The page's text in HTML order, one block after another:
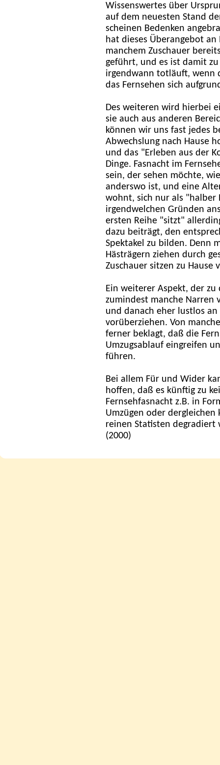
Wissenswertes über
auf dem neuesten Stand
scheinen Bedenken
hat dieses Überangebot an
manchem Zuschauer
geführt, und es ist damit
irgendwann totläuft, wenn
das Fernsehen sich
Des weiteren wird hierbei
sie auch aus anderen
können wir uns fast jedes
Abwechslung nach Hause
und das "Erleben aus der
Dinge. Fasnacht im
sein, der sehen möchte,
anderswo ist, und eine
wohnt, sich nur als "halber
irgendwelchen Gründen
ersten Reihe "sitzt"
dazu beiträgt, den
Spektakel zu bilden. Denn
Hästrägern ziehen durch
Zuschauer sitzen zu Hause
Ein weiterer Aspekt, der zu
zumindest manche Narren
und danach eher lustlos
vorüberziehen. Von
ferner beklagt, daß die
Umzugsablauf eingreifen
führen.
Bei allem Für und Wider
hoffen, daß es künftig zu
Fernsehfasnacht z.B. in
Umzügen oder
reinen Statisten
(2000)